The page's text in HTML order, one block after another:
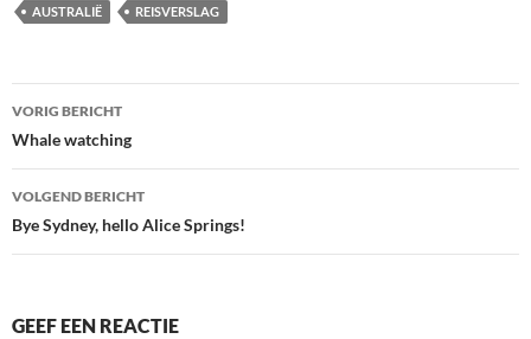
AUSTRALIË REISVERSLAG
Bericht
navigatie
VORIG BERICHT
Whale watching
VOLGEND BERICHT
Bye Sydney, hello Alice Springs!
GEEF EEN REACTIE